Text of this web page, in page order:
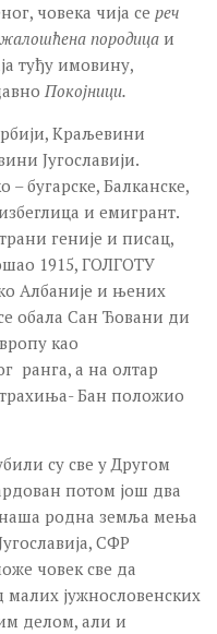
човека чија се реч
породица и
туђу имовину,
Покојници.
Краљевини
Југославији.
бугарске, Балканске,
и емигрант.
геније и писац,
1915, ГОЛГОТУ
Албаније и њених
обала Сан Ђовани ди
као
ранга, а на олтар
Бан положио
су све у Другом
потом још два
наша родна земља мења
СФР
човек све да
јужнословенских
делом, али и